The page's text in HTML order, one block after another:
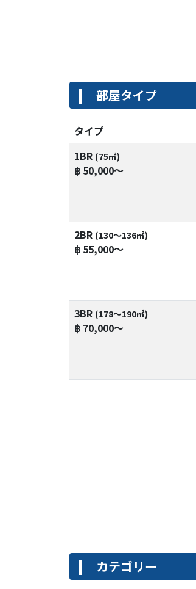
部屋タイプ
タイプ
1BR (75㎡)
฿ 50,000～
2BR (130〜136㎡)
฿ 55,000～
3BR (178〜190㎡)
฿ 70,000～
カテゴリー